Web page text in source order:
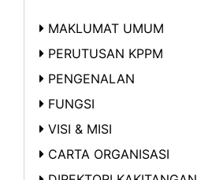
MAKLUMAT UMUM
PERUTUSAN KPPM
PENGENALAN
FUNGSI
VISI & MISI
CARTA ORGANISASI